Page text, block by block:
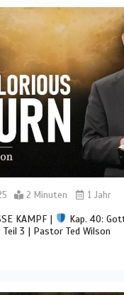
2 Minuten 1 Jahr
KAMPF |
Kap. 40:
3 | Pastor Ted Wilson